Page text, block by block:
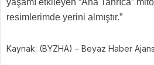
resimlerimde yerini almıştır.”
Kaynak: (BYZHA) – Beyaz Haber